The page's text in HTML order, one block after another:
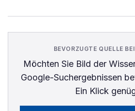
BEVORZUGTE QUELLE
Möchten Sie Bild der
Google-Suchergebnissen
Ein Klick